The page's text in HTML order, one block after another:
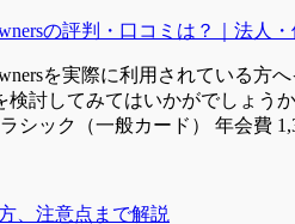
の評判・口コミは？｜法人
を実際に利用されている
討してみてはいかがでしょう
シック（一般カード） 年会費